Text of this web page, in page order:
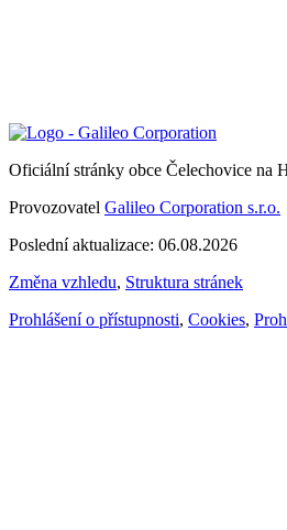
Oficiální stránky obce Čelechovice na
Provozovatel Galileo Corporation s.r.o.
Poslední aktualizace: 06.08.2026
Změna vzhledu, Struktura stránek
Prohlášení o přístupnosti, Cookies,